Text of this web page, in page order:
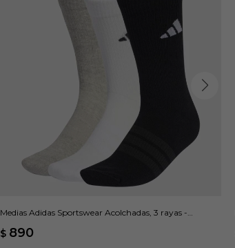
Medias Adidas Sportswear Acolchadas, 3 rayas -
$ 890